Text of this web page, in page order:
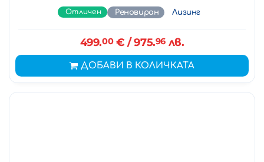
Отличен Реновиран Лизинг
499.00€ / 975.96лв.
ДОБАВИ В КОЛИЧКАТА